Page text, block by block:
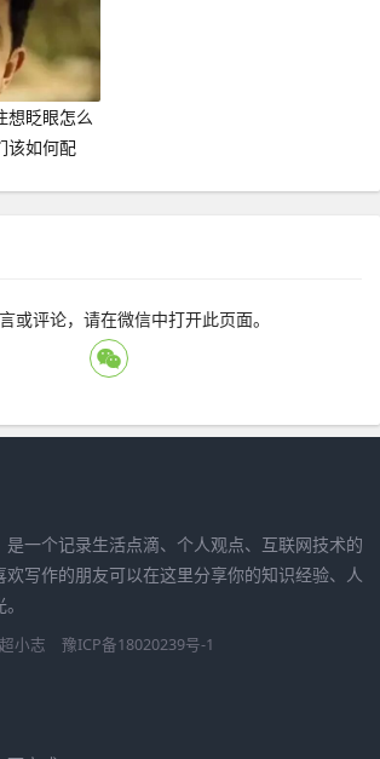
想眨眼怎么
该如何配
或评论，请在微信中打开此页面。
一个记录生活点滴、个人观点、互联网技术的
欢写作的朋友可以在这里分享你的知识经验、人
小志 豫ICP备18020239号-1